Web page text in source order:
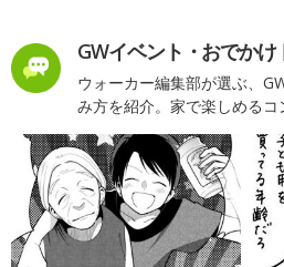
GWイベント・おでかけ
ウォーカー編集部が選ぶ、
み方を紹介。家で楽しめるコ